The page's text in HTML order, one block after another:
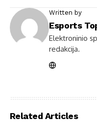
Written by
Esports
Elektroninio
redakcija.
Related Articles